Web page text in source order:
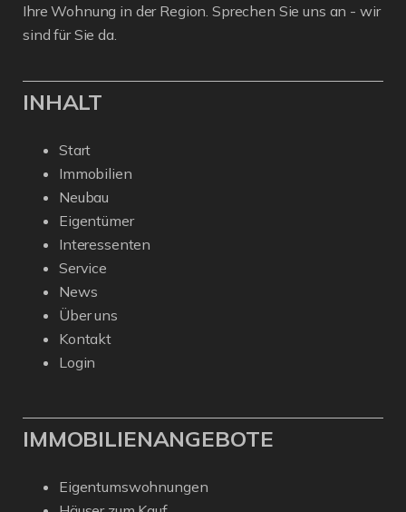
Ihre Wohnung in der Region. Sprechen Sie uns an - wir
sind für Sie da.
INHALT
Start
Immobilien
Neubau
Eigentümer
Interessenten
Service
News
Über uns
Kontakt
Login
IMMOBILIENANGEBOTE
Eigentumswohnungen